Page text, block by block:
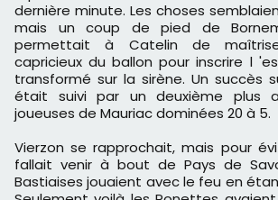
dernière minute. Les choses
mais un coup de pied de
permettait à Catelin de
capricieux du ballon pour inscrire l
transformé sur la sirène. Un succès
était suivi par un deuxième plus
joueuses de Mauriac dominées 20 à 5.
Vierzon se rapprochait, mais pour
fallait venir à bout de Pays de
Bastiaises jouaient avec le feu en